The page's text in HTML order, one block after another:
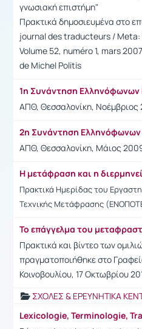
γνωσιακή επιστήμη"
Πρακτικά δημοσιευμένα στο
journal des traducteurs / Meta:
Volume 52, numéro 1, mars
de Michel Politis
ΑΠΘ, Θεσσαλονίκη, Νοέμβριος
ΑΠΘ, Θεσσαλονίκη, Μάιος
Πρακτικά Ημερίδας του
Τεχνικής Μετάφρασης
Το επάγγελμα του
Πρακτικά και βίντεο των
πραγματοποιήθηκε στο
Κοινοβουλίου, 17 Οκτωβρίου
ΣΧΟΛΕΣ & ΕΡΕΥΝΗΤΙΚΑ